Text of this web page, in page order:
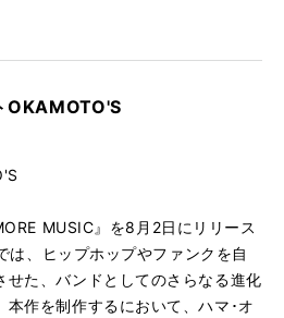
OKAMOTO'S
MUSIC』を8月2日にリリース
は、ヒップホップやファンクを自
せた、バンドとしてのさらなる進化
本作を制作するにおいて、ハマ･オ